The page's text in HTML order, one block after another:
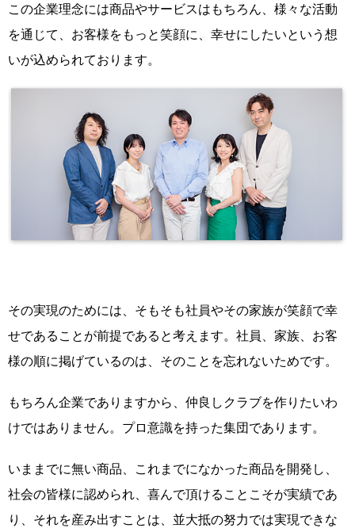
この企業理念には商品やサービスはもちろん、 様々な活動
を通じて、お客様をもっと笑顔に、 幸せにしたいという想
いが込められております。
その実現のためには、 そもそも社員やその家族が笑顔で幸
せであることが前提であると考えます。社員、家族、お客
様の順に掲げているのは、そのことを忘れないためです。
もちろん企業でありますから、仲良しクラブを作りたいわ
けではありません。プロ意識を持った集団であります。
いままでに無い商品、これまでになかった商品を開発し、
社会の皆様に認められ、喜んで頂けることこそが実績であ
り、 それを産み出すことは、並大抵の努力では実現できな